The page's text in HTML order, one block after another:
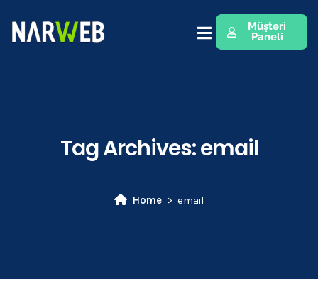
Müşteri
Paneli
Tag Archives:email
Home email